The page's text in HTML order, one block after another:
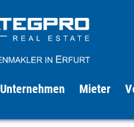
Unternehmen Mieter